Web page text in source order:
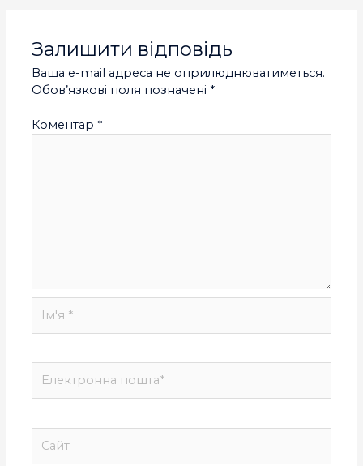
Залишити відповідь
Ваша e-mail адреса не оприлюднюватиметься.
Обов’язкові поля позначені *
Коментар *